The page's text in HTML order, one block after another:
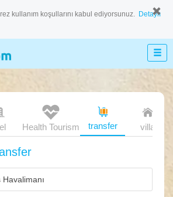
kullanım koşullarını kabul ediyorsunuz. Detaylı
transfer villa
Health Tourism